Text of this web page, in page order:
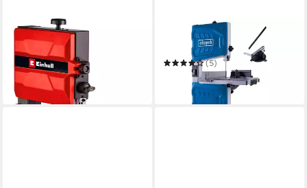
EINHELL
Bandsäge TC-SB 245 L
292,86 € UVP315,95 €
in 3-4 Werktagen bei dir
SCHEPPACH
Bandsäge HBS261
(5)
219,90 €
in 3-4 Werktagen bei dir